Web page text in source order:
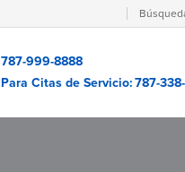
787-999-8888
Para Citas de Servicio:787-